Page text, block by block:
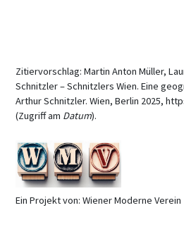
Zitiervorschlag: Martin Anton Müller,
Schnitzler – Schnitzlers Wien. Eine
Arthur Schnitzler. Wien, Berlin 2025,
(Zugriff am Datum).
Ein Projekt von: Wiener Moderne Verein